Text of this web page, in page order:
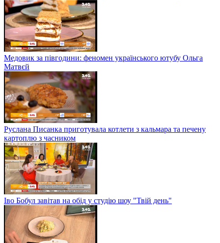
Медовик за півгодини: феномен українського ютубу Ольга
Матвєй
Руслана Писанка приготувала котлети з кальмара та печену
картоплю з часником
Іво Бобул завітав на обід у студію шоу "Твій день"